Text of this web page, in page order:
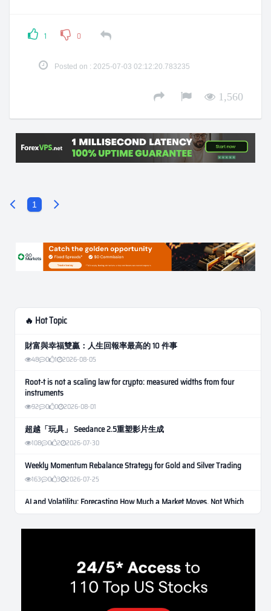
1 0
Posted on : 2025-07-03 02:12:20.783235
1,560
1
🔥 Hot Topic
財富與幸福雙贏：人生回報率最高的 10 件事
48 0 1 2026-08-05
Root-t is not a scaling law for crypto: measured widths from four
instruments
92 0 0 2026-08-01
超越「玩具」 Seedance 2.5重塑影片生成
108 0 2 2026-07-30
Weekly Momentum Rebalance Strategy for Gold and Silver Trading
163 0 3 2026-07-25
AI and Volatility: Forecasting How Much a Market Moves, Not Which
Way
134 0 0 2026-07-24
본 레버리지와 인성의 게임
2026-07-21
Inside Trumps Trading Playbook: The Art of Market Manipulation